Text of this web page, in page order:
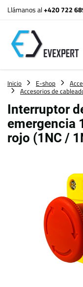
Llámanos al+420 722
Inicio E-shop
Accesorios de
Interruptor
emergencia
rojo (1NC /